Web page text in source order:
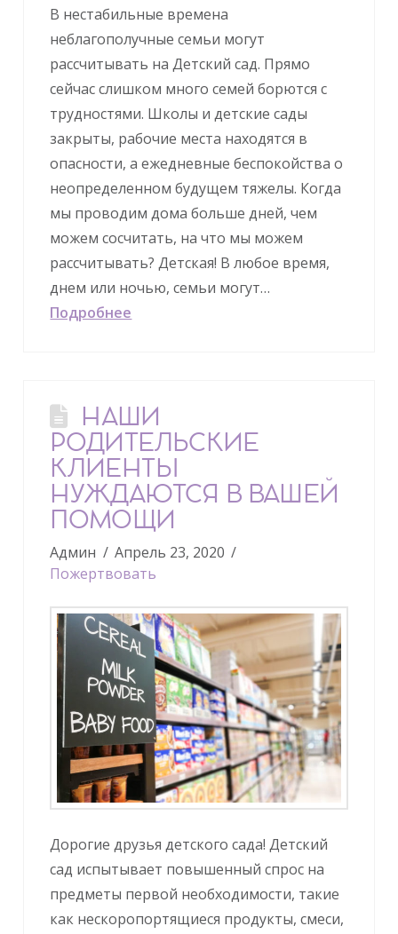
В нестабильные времена
неблагополучные семьи могут
рассчитывать на Детский сад. Прямо
сейчас слишком много семей борются с
трудностями. Школы и детские сады
закрыты, рабочие места находятся в
опасности, а ежедневные беспокойства о
неопределенном будущем тяжелы. Когда
мы проводим дома больше дней, чем
можем сосчитать, на что мы можем
рассчитывать? Детская! В любое время,
днем или ночью, семьи могут…
Подробнее
НАШИ
РОДИТЕЛЬСКИЕ
КЛИЕНТЫ
НУЖДАЮТСЯ В ВАШЕЙ
ПОМОЩИ
Админ
Апрель 23, 2020
Пожертвовать
Дорогие друзья детского сада! Детский
сад испытывает повышенный спрос на
предметы первой необходимости, такие
как нескоропортящиеся продукты, смеси,